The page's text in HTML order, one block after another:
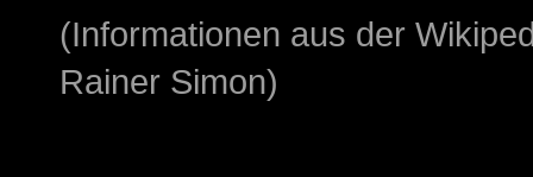
(Informationen aus der
Rainer Simon)